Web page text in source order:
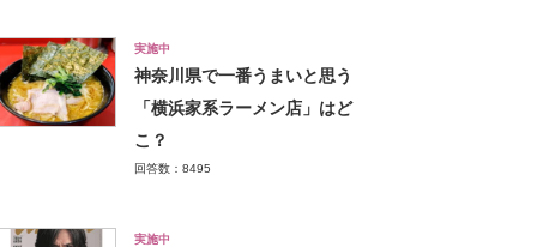
実施中
神奈川県で一番うまいと思う
「横浜家系ラーメン店」はど
こ？
回答数：8495
実施中